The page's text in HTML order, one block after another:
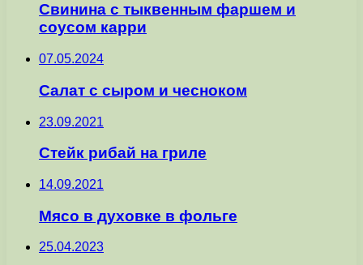
Свинина с тыквенным фаршем и
соусом карри
07.05.2024
Салат с сыром и чесноком
23.09.2021
Стейк рибай на гриле
14.09.2021
Мясо в духовке в фольге
25.04.2023